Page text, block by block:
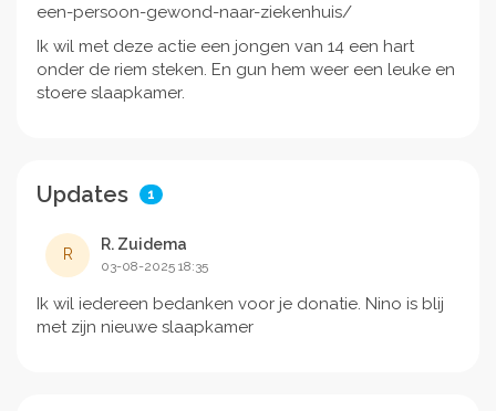
een-persoon-gewond-naar-ziekenhuis/
Ik wil met deze actie een jongen van 14 een hart
onder de riem steken. En gun hem weer een leuke en
stoere slaapkamer.
Updates 1
R
R. Zuidema
03-08-2025 18:35
Ik wil iedereen bedanken voor je donatie. Nino is blij
met zijn nieuwe slaapkamer